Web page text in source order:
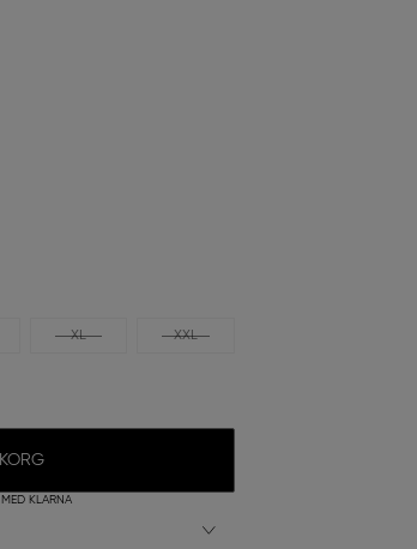
XL XXL
KLARNA